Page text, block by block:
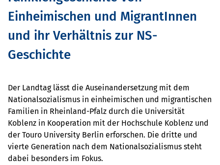
Einheimischen und MigrantInnen
und ihr Verhältnis zur NS-
Geschichte
Der Landtag lässt die Auseinandersetzung mit dem
Nationalsozialismus in einheimischen und migrantischen
Familien in Rheinland-Pfalz durch die Universität
Koblenz in Kooperation mit der Hochschule Koblenz und
der Touro University Berlin erforschen. Die dritte und
vierte Generation nach dem Nationalsozialismus steht
dabei besonders im Fokus.